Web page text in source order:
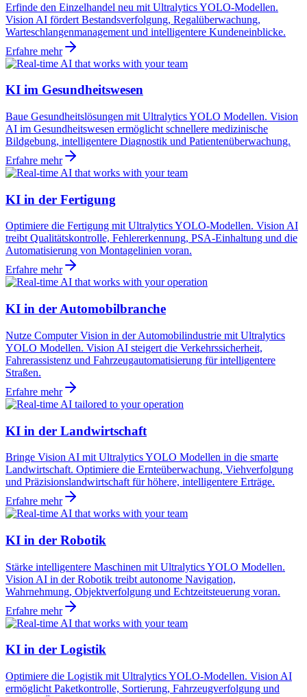
Erfinde den Einzelhandel neu mit Ultralytics YOLO-Modellen.
Vision AI fördert Bestandsverfolgung, Regalüberwachung,
Warteschlangenmanagement und intelligentere Kundeneinblicke.
Erfahre mehr
KI im Gesundheitswesen
Baue Gesundheitslösungen mit Ultralytics YOLO Modellen. Vision
AI im Gesundheitswesen ermöglicht schnellere medizinische
Bildgebung, intelligentere Diagnostik und Patientenüberwachung.
Erfahre mehr
KI in der Fertigung
Optimiere die Fertigung mit Ultralytics YOLO-Modellen. Vision AI
treibt Qualitätskontrolle, Fehlererkennung, PSA-Einhaltung und die
Automatisierung von Montagelinien voran.
Erfahre mehr
KI in der Automobilbranche
Nutze Computer Vision in der Automobilindustrie mit Ultralytics
YOLO Modellen. Vision AI steigert die Verkehrssicherheit,
Fahrerassistenz und Fahrzeugautomatisierung für intelligentere
Straßen.
Erfahre mehr
KI in der Landwirtschaft
Bringe Vision AI mit Ultralytics YOLO Modellen in die smarte
Landwirtschaft. Optimiere die Ernteüberwachung, Viehverfolgung
und Präzisionslandwirtschaft für höhere, intelligentere Erträge.
Erfahre mehr
KI in der Robotik
Stärke intelligentere Maschinen mit Ultralytics YOLO Modellen.
Vision AI in der Robotik treibt autonome Navigation,
Wahrnehmung, Objektverfolgung und Echtzeitsteuerung voran.
Erfahre mehr
KI in der Logistik
Optimiere die Logistik mit Ultralytics YOLO-Modellen. Vision AI
ermöglicht Paketkontrolle, Sortierung, Fahrzeugverfolgung und